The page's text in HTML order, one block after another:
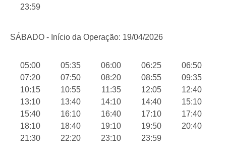
23:59
SÁBADO - Início da Operação: 19/04/2026
05:00 05:35 06:00 06:25
06:50
07:20
07:50 08:20 08:55
09:35
10:15
10:55 11:35 12:05
12:40
13:10
13:40 14:10 14:40
15:10
15:40
16:10 16:40 17:10
17:40
18:10
18:40 19:10 19:50
20:40
21:30
22:20 23:10 23:59